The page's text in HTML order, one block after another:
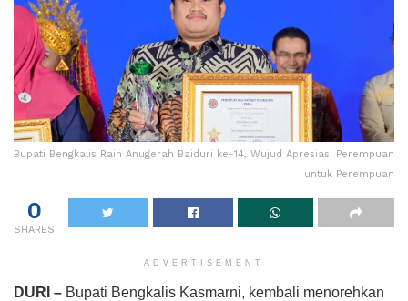
Bupati Bengkalis Raih Anugerah Baiduri ke-14, Wujud Apresiasi Perempuan
untuk Perempuan
0
SHARES
ADVERTISEMENT
DURI – Bupati Bengkalis Kasmarni, kembali menorehkan